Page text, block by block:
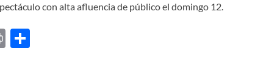
con alta afluencia de público el domingo 12.
P C